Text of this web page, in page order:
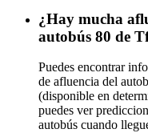
¿Hay mucha
autobús 80 de
Puedes encontrar
de afluencia del
(disponible en
puedes ver
autobús cuando